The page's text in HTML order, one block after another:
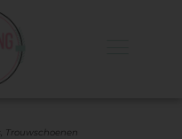
, Trouwschoenen